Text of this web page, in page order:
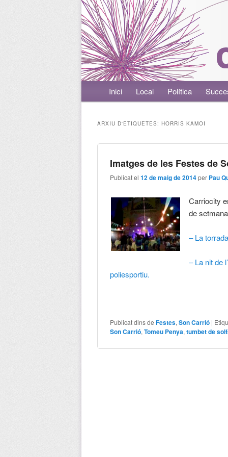
Menú principalAneu al contingut principal
Aneu al contingut secundari
Inici Local Política
ARXIU D'ETIQUETES: HORRIS KAMOI
Imatges de les Festes de
Publicat el12 de maig de 2014per Pau
Carriocity
de
– La
– La nit de
poliesportiu.
Publicat dins de Festes,Son Carrió |
Son Carrió,Tomeu Penya,tumbet de